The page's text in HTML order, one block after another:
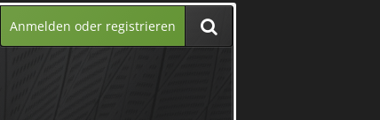
Anmelden oder registrieren